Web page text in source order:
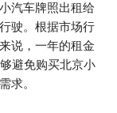
汽车牌照出租给
驶。根据市场行
说，一年的租金
避免购买北京小
求。